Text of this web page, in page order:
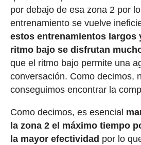
por debajo de esa zona 2 por
entrenamiento se vuelve
estos entrenamientos largos
ritmo bajo se disfrutan
que el ritmo bajo permite una
conversación. Como decimos,
conseguimos encontrar la
Como decimos, es esencial
la zona 2 el máximo tiempo
la mayor efectividad por lo